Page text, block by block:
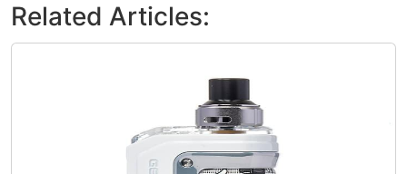
Related Articles: